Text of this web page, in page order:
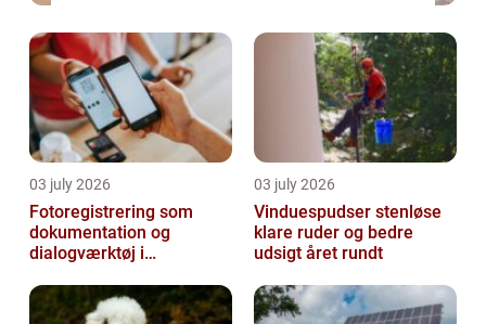
03 july 2026
Fotoregistrering som
dokumentation og
dialogværktøj i
03 july 2026
Vinduespudser stenløse
klare ruder og bedre
udsigt året rundt